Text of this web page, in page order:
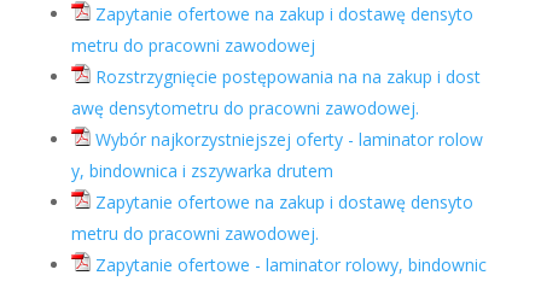
Zapytanie ofertowe na zakup i dostawę densyto
metru do pracowni zawodowej
Rozstrzygnięcie postępowania na na zakup i dost
awę densytometru do pracowni zawodowej.
Wybór najkorzystniejszej oferty - laminator rolow
y, bindownica i zszywarka drutem
Zapytanie ofertowe na zakup i dostawę densyto
metru do pracowni zawodowej.
Zapytanie ofertowe - laminator rolowy, bindownic